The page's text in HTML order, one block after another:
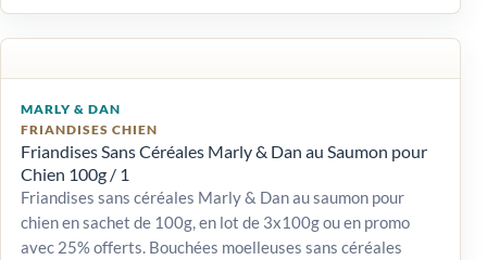
MARLY & DAN
FRIANDISES CHIEN
Friandises Sans Céréales Marly & Dan au Saumon pour
Chien 100g / 1
Friandises sans céréales Marly & Dan au saumon pour
chien en sachet de 100g, en lot de 3x100g ou en promo
avec 25% offerts. Bouchées moelleuses sans céréales